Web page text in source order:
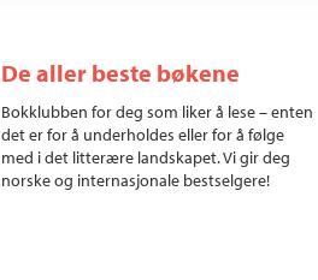
De aller beste bøkene
Bokklubben for deg som liker å lese – enten
det er for å underholdes eller for å følge
med i det litterære landskapet. Vi gir deg
norske og internasjonale bestselgere!